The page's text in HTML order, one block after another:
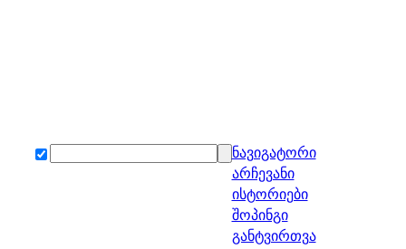
ნავიგატორი
არჩევანი
ისტორიები
შოპინგი
განტვირთვა